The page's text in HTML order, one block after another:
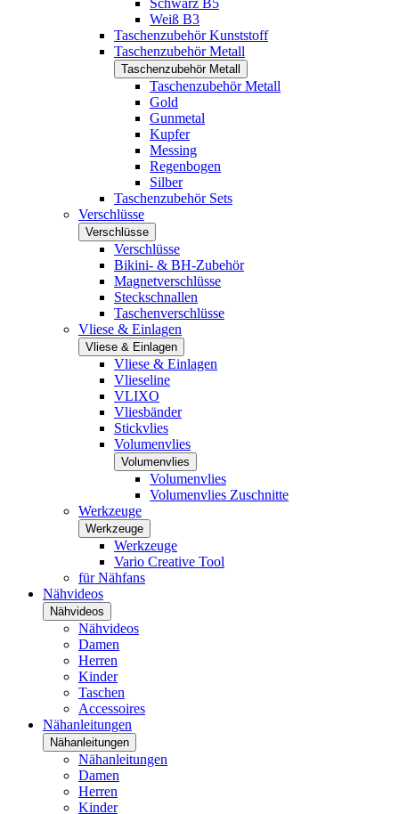
Schwarz B5
Weiß B3
Taschenzubehör Kunststoff
Taschenzubehör Metall
Taschenzubehör Metall
Taschenzubehör Metall
Gold
Gunmetal
Kupfer
Messing
Regenbogen
Silber
Taschenzubehör Sets
Verschlüsse
Verschlüsse
Verschlüsse
Bikini- & BH-Zubehör
Magnetverschlüsse
Steckschnallen
Taschenverschlüsse
Vliese & Einlagen
Vliese & Einlagen
Vliese & Einlagen
Vlieseline
VLIXO
Vliesbänder
Stickvlies
Volumenvlies
Volumenvlies
Volumenvlies
Volumenvlies Zuschnitte
Werkzeuge
Werkzeuge
Werkzeuge
Vario Creative Tool
für Nähfans
Nähvideos
Nähvideos
Nähvideos
Damen
Herren
Kinder
Taschen
Accessoires
Nähanleitungen
Nähanleitungen
Nähanleitungen
Damen
Herren
Kinder